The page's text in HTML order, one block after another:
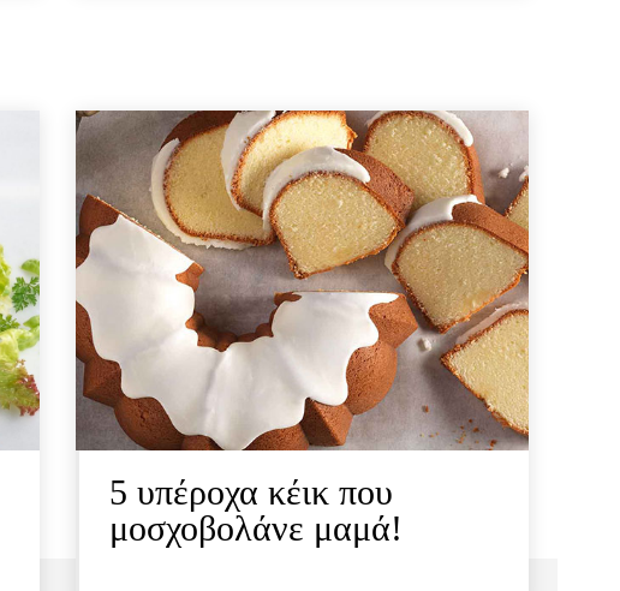
5 υπέροχα κέικ που
μοσχοβολάνε μαμά!